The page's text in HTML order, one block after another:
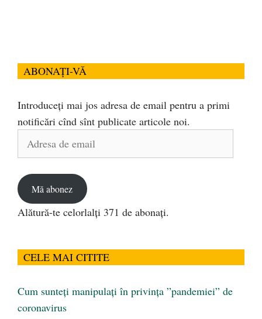
ABONAȚI-VĂ
Introduceți mai jos adresa de email pentru a primi
notificări cînd sînt publicate articole noi.
Adresa
Mă abonez
Alătură-te celorlalți 371 de abonați.
CELE MAI CITITE
Cum sunteți manipulați în privința ”pandemiei” de
coronavirus